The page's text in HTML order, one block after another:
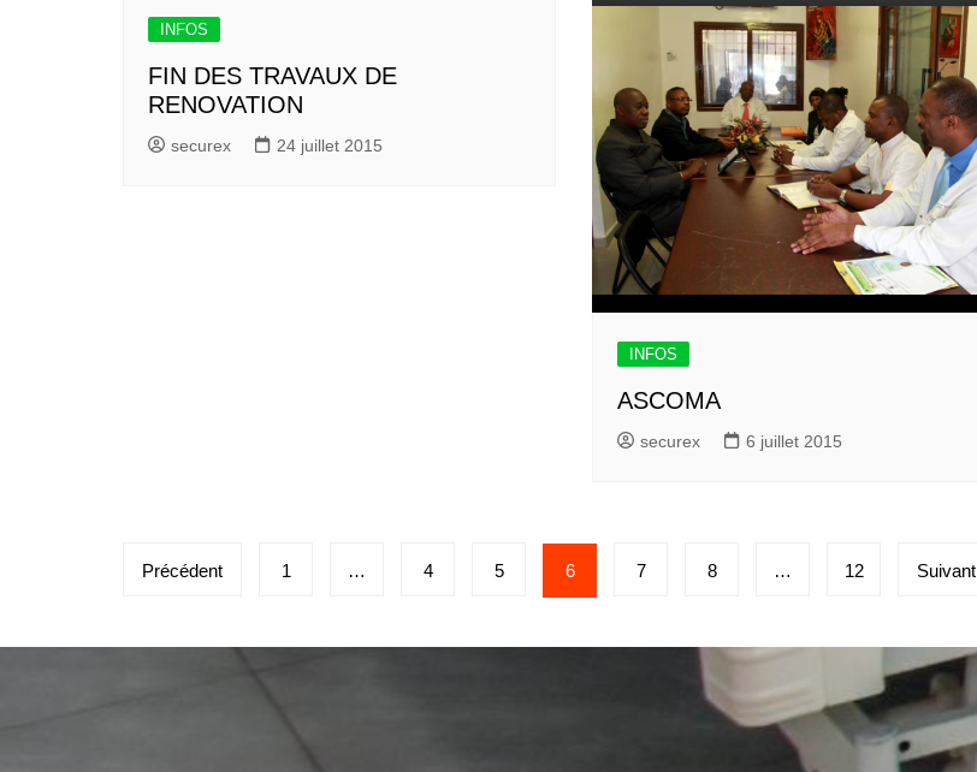
INFOS
FIN DES TRAVAUX DE
RENOVATION
securex 24 juillet 2015
INFOS
ASCOMA
securex 6 juillet 2015
Précédent 1 … 4 5 6 7 8 … 12 Suivant